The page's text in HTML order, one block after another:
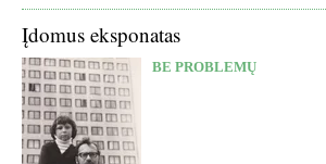
Įdomus eksponatas
BE PROBLEMŲ